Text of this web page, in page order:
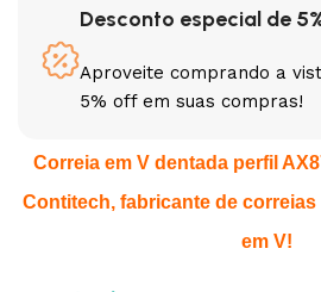
Desconto especial de
Aproveite comprando a
5% off em suas compras!
Correia em V dentada perfil
Contitech, fabricante de
em V!